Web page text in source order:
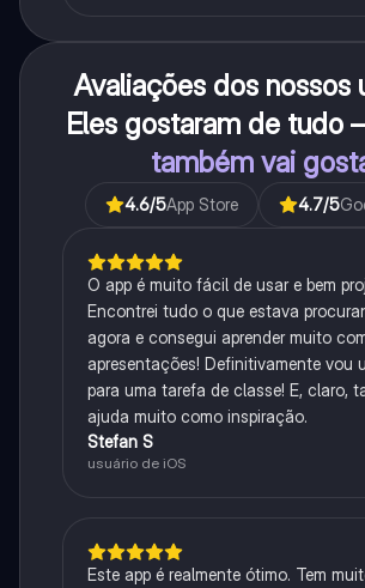
Avaliações dos nossos
Eles gostaram de tudo
também vai
4.6/5App Store 4.7/5
O app é muito fácil de usar e bem
Encontrei tudo o que estava
agora e consegui aprender muito
apresentações! Definitivamente vou
para uma tarefa de classe! E, claro,
ajuda muito como inspiração.
Stefan S
usuário de iOS
Este app é realmente ótimo. Tem